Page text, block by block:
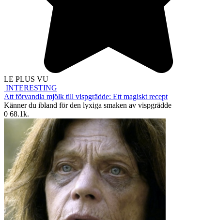
LE PLUS VU
INTERESTING
Att förvandla mjölk till vispgrädde: Ett magiskt recept
Känner du ibland för den lyxiga smaken av vispgrädde
0 68.1k.